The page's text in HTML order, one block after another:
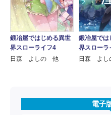
鍛冶屋ではじめる異世
界スローライフ4
日森 よしの 他
鍛冶屋では
界スローラ
日森 よ
電子